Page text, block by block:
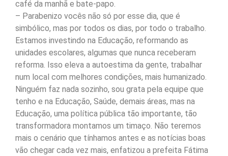
café da manhã e bate-papo.
– Parabenizo vocês não só por esse dia, que é
simbólico, mas por todos os dias, por todo o trabalho.
Estamos investindo na Educação, reformando as
unidades escolares, algumas que nunca receberam
reforma. Isso eleva a autoestima da gente, trabalhar
num local com melhores condições, mais humanizado.
Ninguém faz nada sozinho, sou grata pela equipe que
tenho e na Educação, Saúde, demais áreas, mas na
Educação, uma política pública tão importante, tão
transformadora montamos um timaço. Não teremos
mais o cenário que tínhamos antes e as notícias boas
vão chegar cada vez mais, enfatizou a prefeita Fátima